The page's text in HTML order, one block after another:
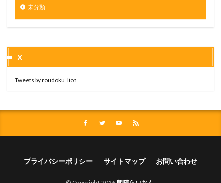
未分類
X
Tweets by roudoku_lion
プライバシーポリシー サイトマップ お問い合わせ